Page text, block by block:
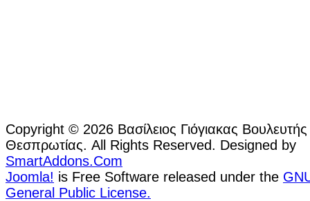
Copyright © 2026 Βασίλειος Γιόγιακας
Θεσπρωτίας. All Rights Reserved. Designed by
SmartAddons.Com
Joomla! is Free Software released under the
General Public License.